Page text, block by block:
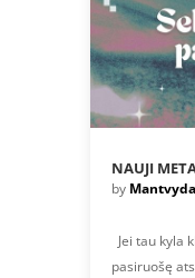
NAUJI
by
Jei tau kyla
pasiruošę